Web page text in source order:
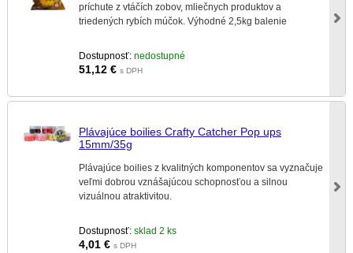
príchute z vtáčích zobov, mliečnych produktov a
triedených rybích múčok. Výhodné 2,5kg balenie
Dostupnosť: nedostupné
51,12 € s DPH
Plávajúce boilies Crafty Catcher Pop ups
15mm/35g
Plávajúce boilies z kvalitných komponentov sa vyznačuje
veľmi dobrou vznášajúcou schopnosťou a silnou
vizuálnou atraktivitou.
Dostupnosť: sklad 2 ks
4,01 € s DPH